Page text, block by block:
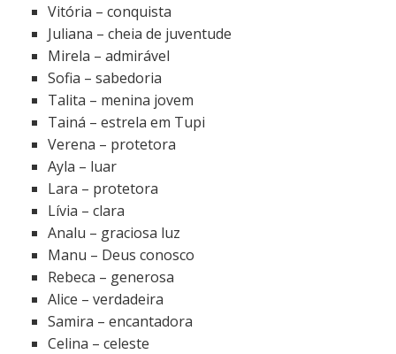
Vitória – conquista
Juliana – cheia de juventude
Mirela – admirável
Sofia – sabedoria
Talita – menina jovem
Tainá – estrela em Tupi
Verena – protetora
Ayla – luar
Lara – protetora
Lívia – clara
Analu – graciosa luz
Manu – Deus conosco
Rebeca – generosa
Alice – verdadeira
Samira – encantadora
Celina – celeste